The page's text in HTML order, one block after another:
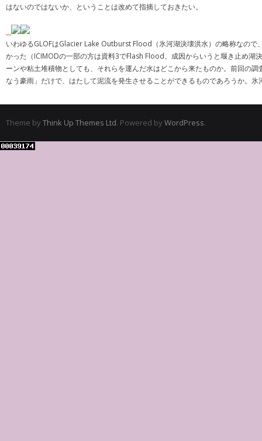
はないのではないか、ということは改めて指摘しておきたい。
いわゆるGLOFはGlacier Lake Outburst Flood（氷河湖決壊洪水）の略称なの
かった（ICIMODの一部の方は資料3でFlash Flood、成因からいうと堰き止め湖
ーンや粘土堆積物としても、それらを運んだ水はどこから来たものか。前回の
なう豪雨」だけで、はたして泥流を発生させることができるものであろうか。
Theme by Think Up Themes Ltd. Powered by WordPress.